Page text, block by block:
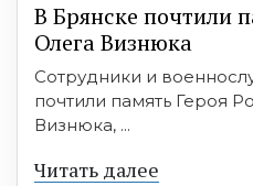
В Брянске почтили
Олега Визнюка
Сотрудники и
почтили память Героя
Визнюка, ...
Читать далее